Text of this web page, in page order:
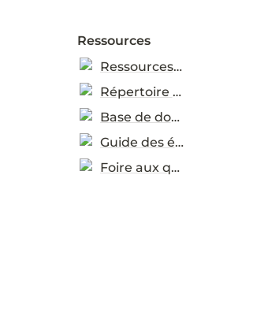
Ressources
Ressources pratiques
Répertoire de ressources
Base de données d’études de cas
Guide des éco-étiquettes
Foire aux questions